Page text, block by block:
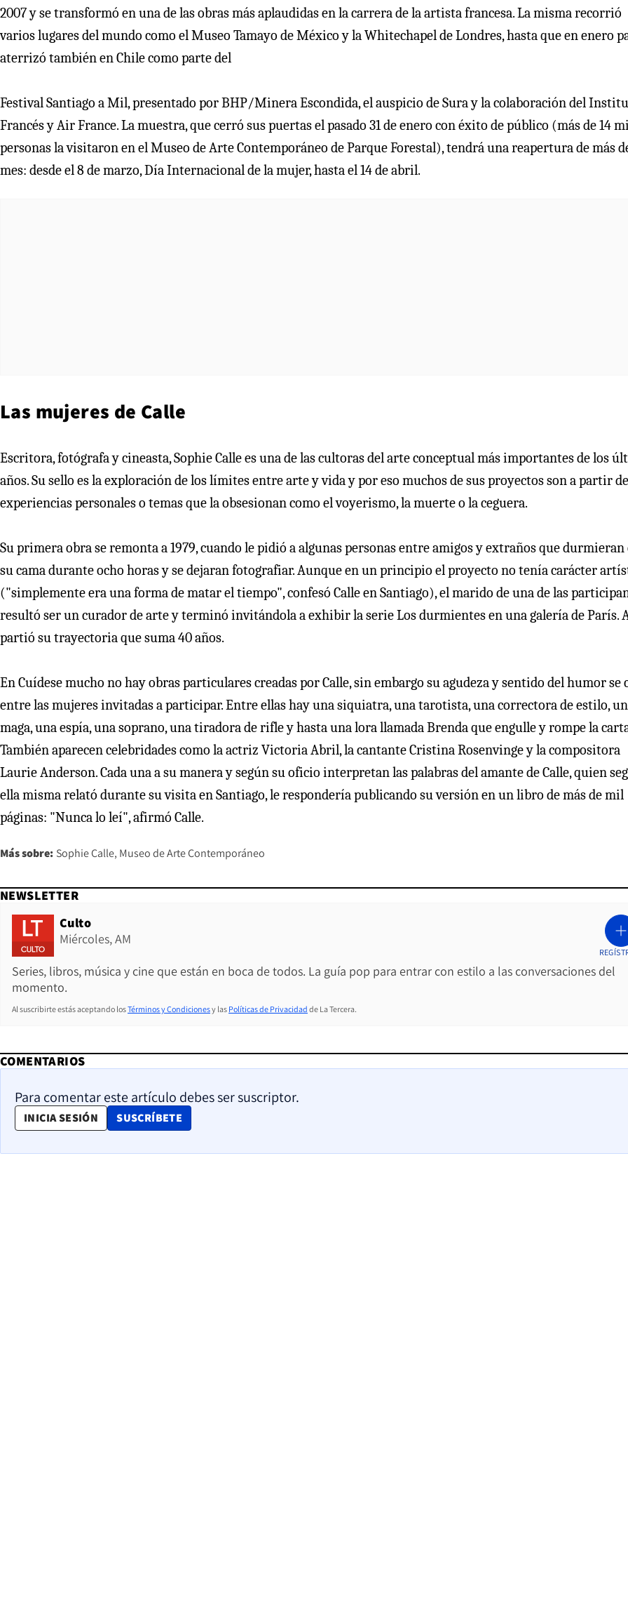
2007 y se transformó en una de las obras más aplaudidas en la carrera de la artista francesa. La misma recorrió
varios lugares del mundo como el Museo Tamayo de México y la Whitechapel de Londres, hasta que en enero
aterrizó también en Chile como parte del
Festival Santiago a Mil, presentado por BHP/Minera Escondida, el auspicio de Sura y la colaboración del
Francés y Air France. La muestra, que cerró sus puertas el pasado 31 de enero con éxito de público (más de 14
personas la visitaron en el Museo de Arte Contemporáneo de Parque Forestal), tendrá una reapertura de más
mes: desde el 8 de marzo, Día Internacional de la mujer, hasta el 14 de abril.
Las mujeres de Calle
Escritora, fotógrafa y cineasta, Sophie Calle es una de las cultoras del arte conceptual más importantes de los
años. Su sello es la exploración de los límites entre arte y vida y por eso muchos de sus proyectos son a partir de
experiencias personales o temas que la obsesionan como el voyerismo, la muerte o la ceguera.
Su primera obra se remonta a 1979, cuando le pidió a algunas personas entre amigos y extraños que durmieran
su cama durante ocho horas y se dejaran fotografiar. Aunque en un principio el proyecto no tenía carácter
("simplemente era una forma de matar el tiempo", confesó Calle en Santiago), el marido de una de las
resultó ser un curador de arte y terminó invitándola a exhibir la serie Los durmientes en una galería de París.
partió su trayectoria que suma 40 años.
En Cuídese mucho no hay obras particulares creadas por Calle, sin embargo su agudeza y sentido del humor se
entre las mujeres invitadas a participar. Entre ellas hay una siquiatra, una tarotista, una correctora de estilo,
maga, una espía, una soprano, una tiradora de rifle y hasta una lora llamada Brenda que engulle y rompe la
También aparecen celebridades como la actriz Victoria Abril, la cantante Cristina Rosenvinge y la compositora
Laurie Anderson. Cada una a su manera y según su oficio interpretan las palabras del amante de Calle, quien
ella misma relató durante su visita en Santiago, le respondería publicando su versión en un libro de más de mil
páginas: "Nunca lo leí", afirmó Calle.
Más sobre: Sophie Calle Museo de Arte Contemporáneo
NEWSLETTER
Culto
Miércoles, AM
Series, libros, música y cine que están en boca de todos. La guía pop para entrar con estilo a las conversaciones del
momento.
Al suscribirte estás aceptando losTérminos y Condicionesy las Políticas de Privacidad de La Tercera.
COMENTARIOS
Para comentar este artículo debes ser suscriptor.
INICIA SESIÓN SUSCRÍBETE
OPENS IN NEW WINDOW